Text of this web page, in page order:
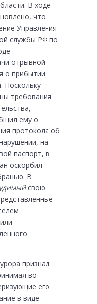
В ходе
что
Управления
службы РФ по
отрывной
о прибытии
Поскольку
требования
ему о
протокола об
на
паспорт, в
оскорбил
В
свою
признал
во
его
в виде